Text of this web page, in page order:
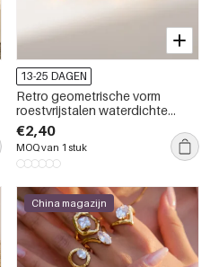
13-25 DAGEN
Retro geometrische vorm
roestvrijstalen waterdichte
gouden strass natuurstenen
ringen
€2,40
MOQ van 1 stuk
China magazijn